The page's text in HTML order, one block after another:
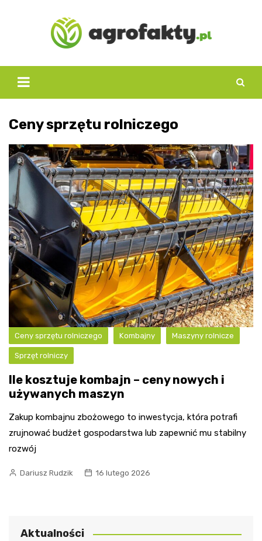
Ceny sprzętu rolniczego
Ceny sprzętu rolniczego Kombajny Maszyny rolnicze
Sprzęt rolniczy
Ile kosztuje kombajn – ceny nowych i
używanych maszyn
Zakup kombajnu zbożowego to inwestycja, która potrafi
zrujnować budżet gospodarstwa lub zapewnić mu stabilny
rozwój
Dariusz Rudzik 16 lutego 2026
Aktualności